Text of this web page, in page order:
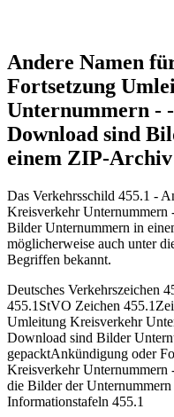
Andere Namen
Fortsetzung
Unternummern -
Download sind
einem ZIP-
Das Verkehrsschild 455.1 -
Kreisverkehr
Bilder Unternummern in
möglicherweise auch unter
Begriffen bekannt.
Deutsches Verkehrszeichen
455.1 StVO Zeichen 455.1
Umleitung Kreisverkehr
Download sind Bilder
gepacktAnkündigung oder
Kreisverkehr
die Bilder der
Informationstafeln 455.1